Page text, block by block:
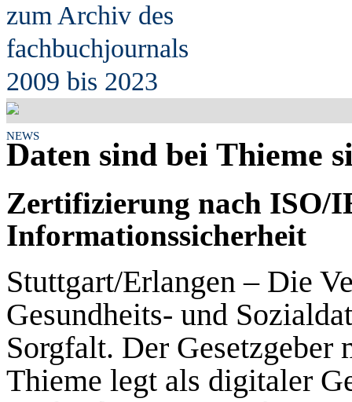
zum Archiv des
fachbuchjournals
2009 bis 2023
NEWS
Daten sind bei Thieme
Zertifizierung nach ISO/
Informationssicherheit
Stuttgart/Erlangen – Die
Gesundheits- und
Sorgfalt. Der Gesetzgeber
Thieme legt als digitaler